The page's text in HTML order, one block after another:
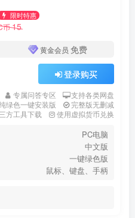
限时特惠
币15
黄金会员 免费
登录购买
专属问答专区
支持各类网盘
绿色一键安装版
完整版无删减
方工具下载
使用虚拟货币兑换
PC电脑
中文版
一键绿色版
鼠标、键盘、手柄